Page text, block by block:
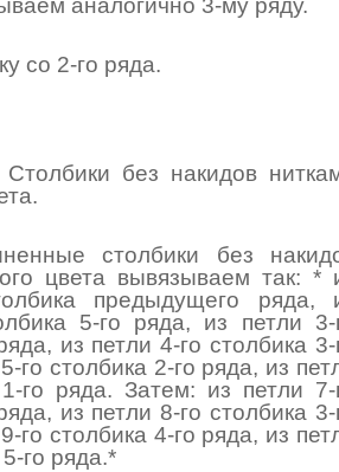
аналогично 3-му ряду.
со 2-го ряда.
Столбики без накидов
столбики без
цвета вывязываем так: *
предыдущего ряда,
5-го ряда, из петли 3-
из петли 4-го столбика 3-
го столбика 2-го ряда, из
го ряда. Затем: из петли 7-
из петли 8-го столбика 3-
го столбика 4-го ряда, из
го ряда.*